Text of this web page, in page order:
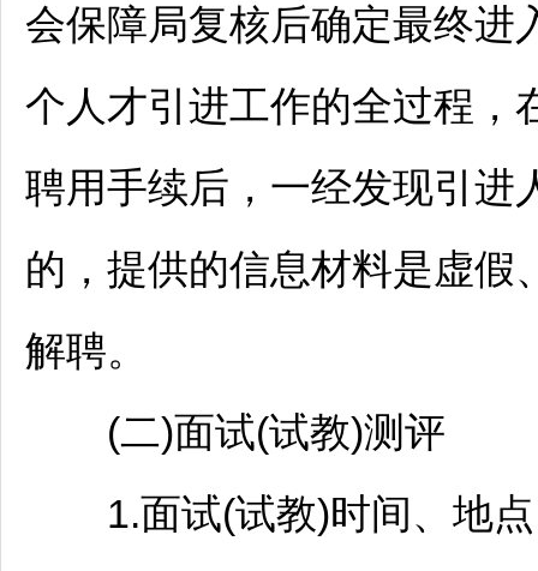
会保障局复核后确定最终进
个人才引进工作的全过程，
聘用手续后，一经发现引进
的，提供的信息材料是虚假
解聘。
(二)面试(试教)测评
1.面试(试教)时间、地点